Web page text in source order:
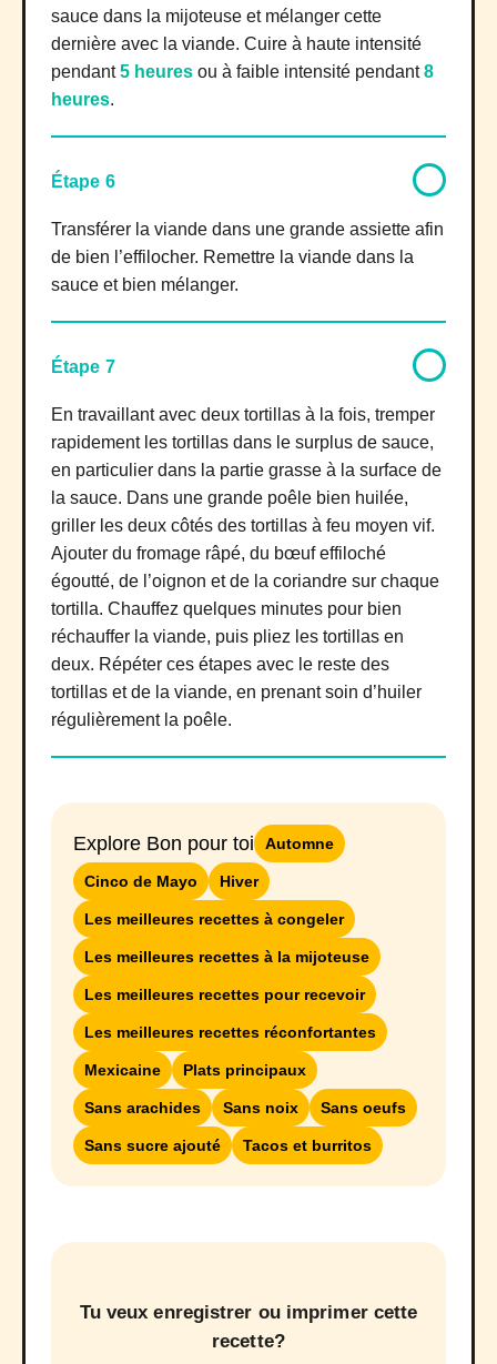
sauce dans la mijoteuse et mélanger cette
dernière avec la viande. Cuire à haute intensité
pendant5 heures ou à faible intensité pendant8
heures.
Étape 6
Transférer la viande dans une grande assiette afin
de bien l’effilocher. Remettre la viande dans la
sauce et bien mélanger.
Étape 7
En travaillant avec deux tortillas à la fois, tremper
rapidement les tortillas dans le surplus de sauce,
en particulier dans la partie grasse à la surface de
la sauce. Dans une grande poêle bien huilée,
griller les deux côtés des tortillas à feu moyen vif.
Ajouter du fromage râpé, du bœuf effiloché
égoutté, de l’oignon et de la coriandre sur chaque
tortilla. Chauffez quelques minutes pour bien
réchauffer la viande, puis pliez les tortillas en
deux. Répéter ces étapes avec le reste des
tortillas et de la viande, en prenant soin d’huiler
régulièrement la poêle.
Explore Bon pour toi Automne
Cinco de Mayo Hiver
Les meilleures recettes à congeler
Les meilleures recettes à la mijoteuse
Les meilleures recettes pour recevoir
Les meilleures recettes réconfortantes
Mexicaine Plats principaux
Sans arachides Sans noix Sans oeufs
Sans sucre ajouté Tacos et burritos
Tu veux enregistrer ou imprimer cette
recette?